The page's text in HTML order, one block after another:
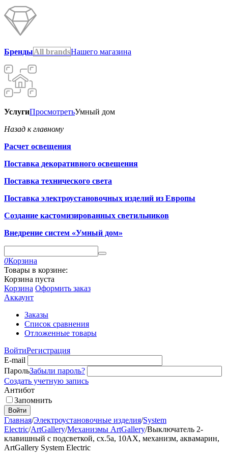
БрендыAll brandsНашего магазина
УслугиПросмотретьУмный дом
Назад к главному
Расчет освещения
Поставка декоративного освещения
Поставка технического света
Поставка электроустановочных изделий из Европы
Создание кастомизированных светильников
Внедрение систем «Умный дом»
0Корзина
Товары в корзине:
Корзина пуста
Корзина Оформить заказ
Аккаунт
Заказы
Список сравнения
Отложенные товары
ВойтиРегистрация
E-mail
ПарольЗабыли пароль?
Создать учетную запись
Антибот
Запомнить
Войти
Главная/Электроустановочные изделия/System
Electric/ArtGallery/Механизмы ArtGallery/Выключатель 2-
клавишный с подсветкой, сх.5а, 10АХ, механизм, аквамарин,
ArtGallery System Electric